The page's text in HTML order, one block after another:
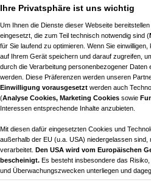
mit 155 m² in Ruhelage –
Ihre Privatsphäre ist uns wichtig
Um Ihnen die Dienste dieser Webseite
eingesetzt, die zum Teil technisch notwendig sind (
für Sie laufend zu optimieren. Wenn Sie
auf Ihrem Gerät speichern und darauf zugreifen,
durch die Verarbeitung personenbezogener
werden. Diese Präferenzen werden unseren
Einwilligung vorausgesetzt werden auch
(Analyse Cookies, Marketing Cookies sowie
Interessen entsprechende Inhalte anzubieten.
Mit diesen dafür eingesetzten Cookies und
außerhalb der EU (u.a. USA) niedergelassen
verarbeitet. Den USA wird vom Europäischen
bescheinigt. Es besteht insbesondere das
und Überwachungszwecken unterliegen und